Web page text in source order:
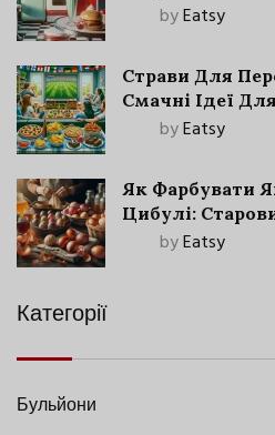
byEatsy
Страви Для
Смачні Ідеї
byEatsy
Як Фарбувати
Цибулі:
Сучасними
byEatsy
Категорії
Бульйони